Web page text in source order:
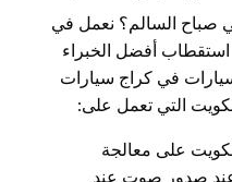
صباح السالم؟ نعمل في
أفضل الخبراء
في كراج سيارات
التي تعمل على:
على معالجة
صدور صوت عند